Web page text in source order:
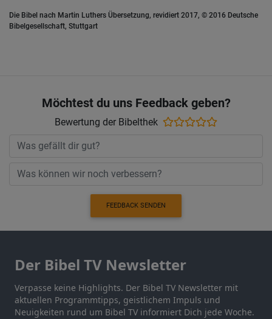
Die Bibel nach Martin Luthers Übersetzung, revidiert 2017, © 2016 Deutsche
Bibelgesellschaft, Stuttgart
Möchtest du uns Feedback geben?
Bewertung der Bibelthek
FEEDBACK SENDEN
Der Bibel TV Newsletter
Verpasse keine Highlights. Der Bibel TV Newsletter mit
aktuellen Programmtipps, geistlichem Impuls und
Neuigkeiten rund um Bibel TV informiert Dich jede Woche.